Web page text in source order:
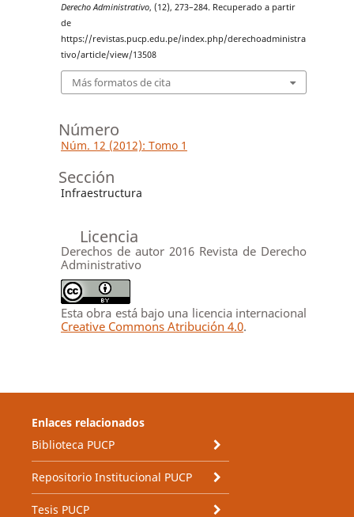
Derecho Administrativo, (12), 273–284. Recuperado a partir
de
https://revistas.pucp.edu.pe/index.php/derechoadministra
tivo/article/view/13508
Más formatos de cita
Número
Núm. 12 (2012): Tomo 1
Sección
Infraestructura
Licencia
Derechos de autor 2016 Revista de Derecho
Administrativo
Esta obra está bajo una licencia internacional
Creative Commons Atribución 4.0.
Enlaces relacionados
Biblioteca PUCP
Repositorio Institucional PUCP
Tesis PUCP